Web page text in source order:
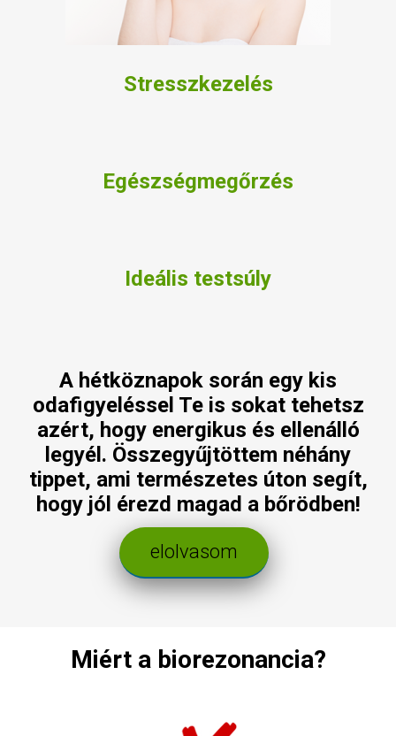
Stresszkezelés
Egészségmegőrzés
Ideális testsúly
A hétköznapok során egy kis
odafigyeléssel Te is sokat tehetsz
azért, hogy energikus és ellenálló
legyél. Összegyűjtöttem néhány
tippet, ami természetes úton segít,
hogy jól érezd magad a bőrödben!
elolvasom
Miért a biorezonancia?